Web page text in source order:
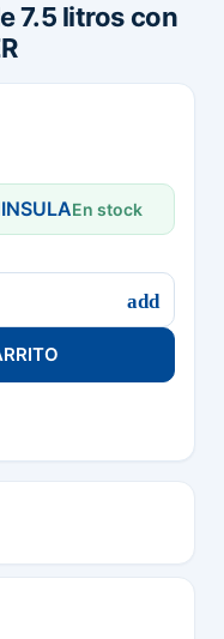
7.5 litros con
En stock